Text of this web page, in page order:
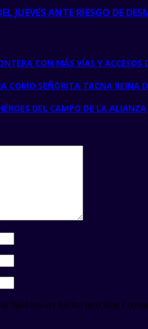
JUEVES ANTE RIESGO DE
CON MÁS VÍAS Y ACCESOS
COMO SEÑORITA TACNA REINA
DEL CAMPO DE LA ALIANZA
this browser for the next time I